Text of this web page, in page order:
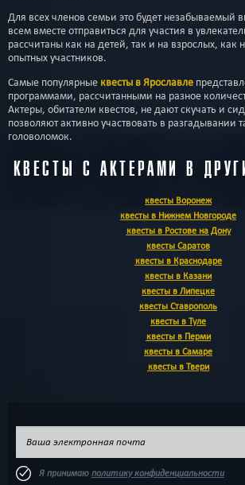
Для всех членов семьи это будет незабываемый
всем вместе отправиться для участия в
рассчитаны как на детей, так и на взрослых, как
опытных участников.
Самые популярные квесты в Ярославле
программами, рассчитанными на разное
Актеры, обитатели квестов, не дают скучать и
позволяют активно участвовать в разгадывании
головоломок.
КВЕСТЫ С АКТЕРАМИ В
квесты Воронеж
квесты в Нижнем Новгороде
квесты в Ростове на Дону
квесты Саратов
квесты в Краснодаре
квесты в Казани
квесты в Липецке
квесты Ставрополь
квесты в Туле
квесты в Перми
квесты в Самаре
квесты в Твери
Я принимаю политику конфиденциальности